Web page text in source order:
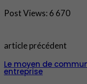
Post Views: 6 670
article précédent
Le moyen de
entreprise